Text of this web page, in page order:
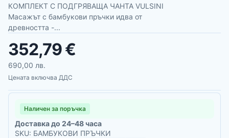
КОМПЛЕКТ С ПОДГРЯВАЩА ЧАНТА VULSINI
Масажът с бамбукови пръчки идва от
древността -...
352,79 €
690,00 лв.
Цената включва ДДС
Наличен за поръчка
Доставка до 24–48 часа
SKU: БАМБУКОВИ ПРЪЧКИ